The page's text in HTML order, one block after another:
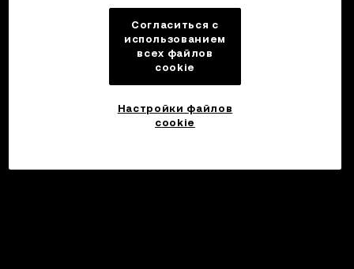
Согласиться с
использованием
всех файлов
cookie
Настройки файлов
cookie